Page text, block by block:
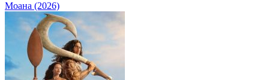
Моана (2026)